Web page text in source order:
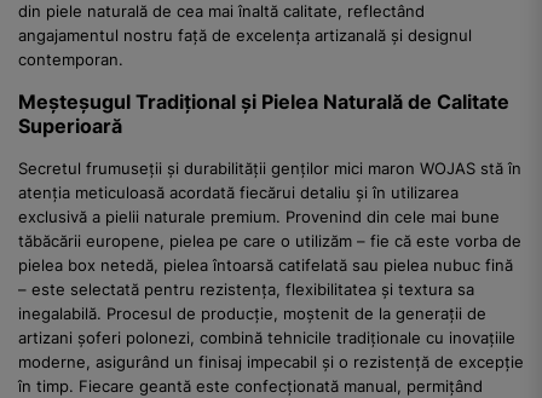
din piele naturală de cea mai înaltă calitate, reflectând
angajamentul nostru față de excelența artizanală și designul
contemporan.
Meșteșugul Tradițional și Pielea Naturală de Calitate
Superioară
Secretul frumuseții și durabilității genților mici maron WOJAS stă în
atenția meticuloasă acordată fiecărui detaliu și în utilizarea
exclusivă a pielii naturale premium. Provenind din cele mai bune
tăbăcării europene, pielea pe care o utilizăm – fie că este vorba de
pielea box netedă, pielea întoarsă catifelată sau pielea nubuc fină
– este selectată pentru rezistența, flexibilitatea și textura sa
inegalabilă. Procesul de producție, moștenit de la generații de
artizani șoferi polonezi, combină tehnicile tradiționale cu inovațiile
moderne, asigurând un finisaj impecabil și o rezistență de excepție
în timp. Fiecare geantă este confecționată manual, permițând